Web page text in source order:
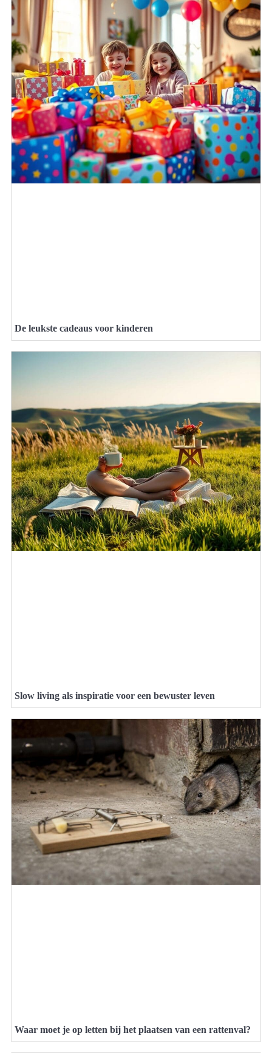
De leukste cadeaus voor kinderen
Slow living als inspiratie voor een bewuster leven
Waar moet je op letten bij het plaatsen van een rattenval?